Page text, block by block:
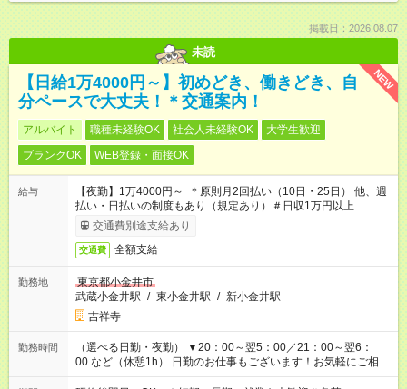
掲載日：2026.08.07
未読
NEW
【日給1万4000円～】初めどき、働きどき、自
分ペースで大丈夫！＊交通案内！
アルバイト 職種未経験OK 社会人未経験OK
大学生歓迎
ブランクOK
WEB登録・面接OK
給与
【夜勤】1万4000円～ ＊原則月2回払い（10日・25日） 他、週
払い・日払いの制度もあり（規定あり）＃日収1万円以上
交通費別途支給あり
交通費 全額支給
勤務地
東京都小金井市
武蔵小金井駅 / 東小金井駅 / 新小金井駅
吉祥寺
勤務時間
（選べる日勤・夜勤） ▼20：00～翌5：00／21：00～翌6：
00 など（休憩1h） 日勤のお仕事もございます！お気軽にご相談
ください！